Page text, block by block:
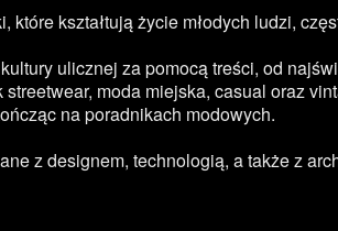
kształtują życie młodych ludzi,
ulicznej za pomocą treści, od
moda miejska, casual oraz
na poradnikach modowych.
z designem, technologią, a także z